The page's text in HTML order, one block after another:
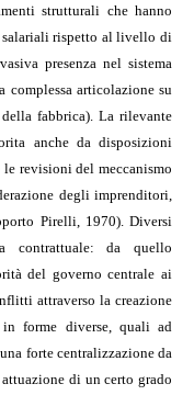
strutturali che hanno
salariali rispetto al livello di
presenza nel sistema
articolazione su
fabbrica). La rilevante
anche da disposizioni
revisioni del meccanismo
degli imprenditori,
Pirelli, 1970). Diversi
contrattuale: da quello
del governo centrale ai
attraverso la creazione
forme diverse, quali ad
forte centralizzazione da
di un certo grado